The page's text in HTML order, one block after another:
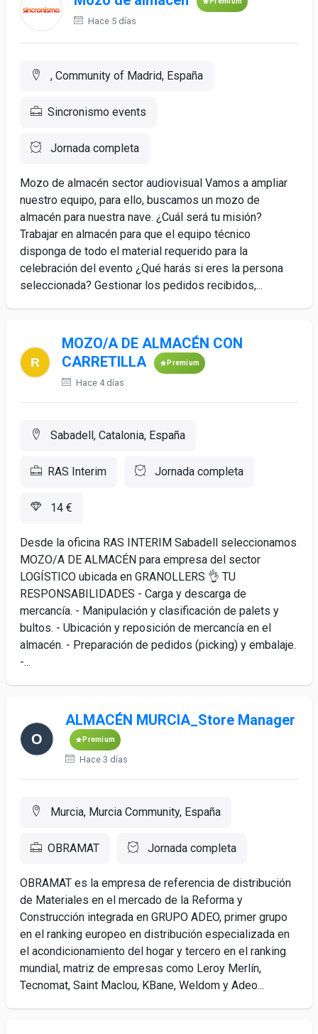
Hace 5 días
, Community of Madrid, España
Sincronismo events
Jornada completa
Mozo de almacén sector audiovisual Vamos a ampliar
nuestro equipo, para ello, buscamos un mozo de
almacén para nuestra nave. ¿Cuál será tu misión?
Trabajar en almacén para que el equipo técnico
disponga de todo el material requerido para la
celebración del evento ¿Qué harás si eres la persona
seleccionada? Gestionar los pedidos recibidos,...
MOZO/A DE ALMACÉN CON
CARRETILLA
Premium
Hace 4 días
Sabadell, Catalonia, España
RAS Interim Jornada completa
14 €
Desde la oficina RAS INTERIM Sabadell seleccionamos
MOZO/A DE ALMACÉN para empresa del sector
LOGÍSTICO ubicada en GRANOLLERS 👌 TU
RESPONSABILIDADES - Carga y descarga de
mercancía. - Manipulación y clasificación de palets y
bultos. - Ubicación y reposición de mercancía en el
almacén. - Preparación de pedidos (picking) y embalaje.
-...
ALMACÉN MURCIA_Store Manager
Premium
Hace 3 días
Murcia, Murcia Community, España
OBRAMAT Jornada completa
OBRAMAT es la empresa de referencia de distribución
de Materiales en el mercado de la Reforma y
Construcción integrada en GRUPO ADEO, primer grupo
en el ranking europeo en distribución especializada en
el acondicionamiento del hogar y tercero en el ranking
mundial, matriz de empresas como Leroy Merlín,
Tecnomat, Saint Maclou, KBane, Weldom y Adeo...